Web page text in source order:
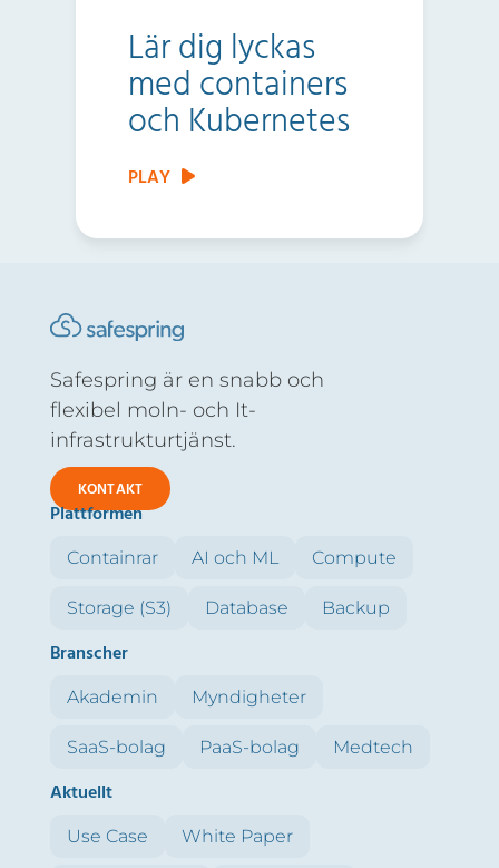
Lär dig lyckas
med containers
och Kubernetes
PLAY
Safespring är en snabb och
flexibel moln- och It-
infrastrukturtjänst.
KONTAKT
Plattformen
Containrar AI och ML Compute
Storage (S3) Database Backup
Branscher
Akademin Myndigheter
SaaS-bolag PaaS-bolag Medtech
Aktuellt
Use Case White Paper